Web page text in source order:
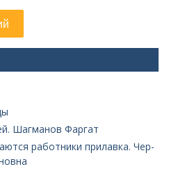
Шагманов Фаргат
работники прилавка. Чер­